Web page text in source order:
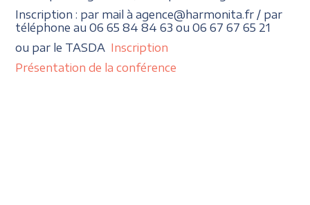
Inscription : par mail à agence@harmonita.fr / par
téléphone au 06 65 84 84 63 ou 06 67 67 65 21
ou par le TASDA Inscription
Présentation de la conférence